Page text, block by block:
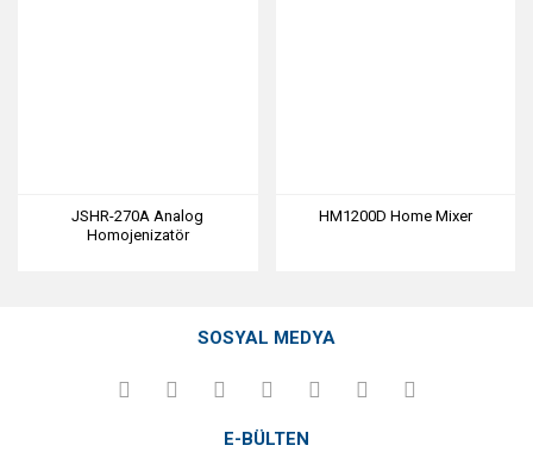
JSHR-270A Analog
Homojenizatör
HM1200D Home Mixer
SOSYAL MEDYA
E-BÜLTEN